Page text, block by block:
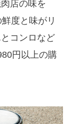
店の味を
度と味がリ
コンロなど
円以上の購